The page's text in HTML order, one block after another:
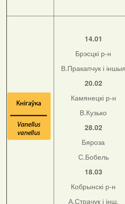
14.01
Брэсцкі р-н
В.Пракапчук і іншыя
20.02
Камянецкі р-н
В.Кузько
28.02
Бяроза
С.Бобель
18.03
Кобрынскі р-н
А.Страчук і інш.